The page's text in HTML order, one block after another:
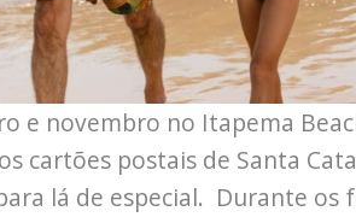
e novembro no Itapema
cartões postais de Santa
lá de especial. Durante os